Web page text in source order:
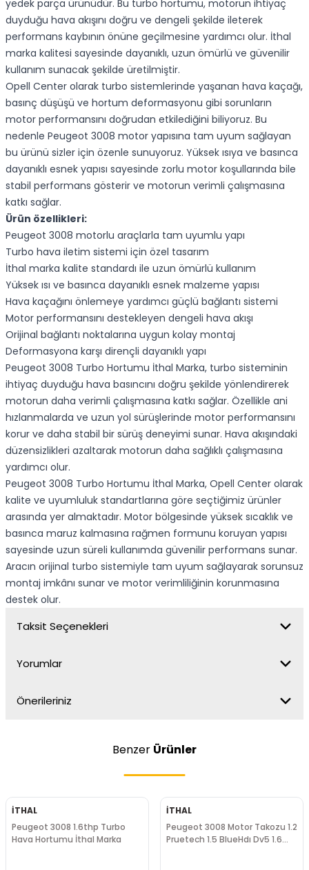
yedek parça ürünüdür. Bu turbo hortumu, motorun ihtiyaç
duyduğu hava akışını doğru ve dengeli şekilde ileterek
performans kaybının önüne geçilmesine yardımcı olur. İthal
marka kalitesi sayesinde dayanıklı, uzun ömürlü ve güvenilir
kullanım sunacak şekilde üretilmiştir.
Opell Center olarak turbo sistemlerinde yaşanan hava kaçağı,
basınç düşüşü ve hortum deformasyonu gibi sorunların
motor performansını doğrudan etkilediğini biliyoruz. Bu
nedenle Peugeot 3008 motor yapısına tam uyum sağlayan
bu ürünü sizler için özenle sunuyoruz. Yüksek ısıya ve basınca
dayanıklı esnek yapısı sayesinde zorlu motor koşullarında bile
stabil performans gösterir ve motorun verimli çalışmasına
katkı sağlar.
Ürün özellikleri:
Peugeot 3008 motorlu araçlarla tam uyumlu yapı
Turbo hava iletim sistemi için özel tasarım
İthal marka kalite standardı ile uzun ömürlü kullanım
Yüksek ısı ve basınca dayanıklı esnek malzeme yapısı
Hava kaçağını önlemeye yardımcı güçlü bağlantı sistemi
Motor performansını destekleyen dengeli hava akışı
Orijinal bağlantı noktalarına uygun kolay montaj
Deformasyona karşı dirençli dayanıklı yapı
Peugeot 3008 Turbo Hortumu İthal Marka, turbo sisteminin
ihtiyaç duyduğu hava basıncını doğru şekilde yönlendirerek
motorun daha verimli çalışmasına katkı sağlar. Özellikle ani
hızlanmalarda ve uzun yol sürüşlerinde motor performansını
korur ve daha stabil bir sürüş deneyimi sunar. Hava akışındaki
düzensizlikleri azaltarak motorun daha sağlıklı çalışmasına
yardımcı olur.
Peugeot 3008 Turbo Hortumu İthal Marka, Opell Center olarak
kalite ve uyumluluk standartlarına göre seçtiğimiz ürünler
arasında yer almaktadır. Motor bölgesinde yüksek sıcaklık ve
basınca maruz kalmasına rağmen formunu koruyan yapısı
sayesinde uzun süreli kullanımda güvenilir performans sunar.
Aracın orijinal turbo sistemiyle tam uyum sağlayarak sorunsuz
montaj imkânı sunar ve motor verimliliğinin korunmasına
destek olur.
Taksit Seçenekleri
Yorumlar
Önerileriniz
Benzer Ürünler
İTHAL
Peugeot 3008 1.6thp Turbo
Hava Hortumu İthal Marka
İTHAL
Peugeot 3008 Motor Takozu 1.2
Pruetech 1.5 BlueHdı Dv5 1.6